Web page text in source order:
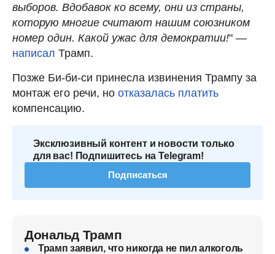
выборов. Вдобавок ко всему, они из страны,
которую многие считают нашим союзником
номер один. Какой ужас для демократии!" —
написал Трамп.
Позже Би-би-си принесла извинения Трампу за
монтаж его речи, но отказалась платить
компенсацию.
Эксклюзивный контент и новости только
для вас! Подпишитесь на Telegram!
Подписаться
Дональд Трамп
Трамп заявил, что никогда не пил алкоголь